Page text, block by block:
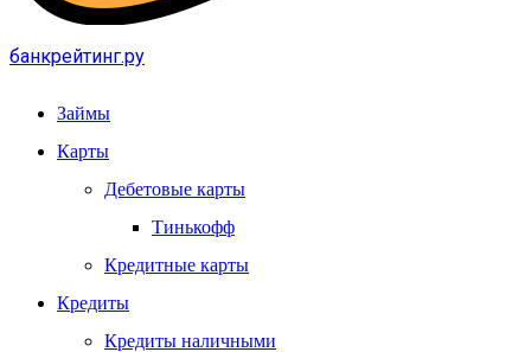
банкрейтинг.ру
Займы
Карты
Дебетовые карты
Тинькофф
Кредитные карты
Кредиты
Кредиты наличными